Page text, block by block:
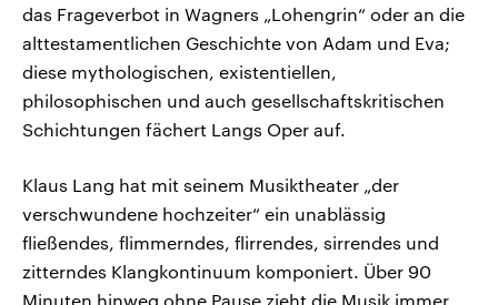
das Frageverbot in Wagners „Lohengrin“ oder an die
alttestamentlichen Geschichte von Adam und Eva;
diese mythologischen, existentiellen,
philosophischen und auch gesellschaftskritischen
Schichtungen fächert Langs Oper auf.
Klaus Lang hat mit seinem Musiktheater „der
verschwundene hochzeiter“ ein unablässig
fließendes, flimmerndes, flirrendes, sirrendes und
zitterndes Klangkontinuum komponiert. Über 90
Minuten hinweg ohne Pause zieht die Musik immer